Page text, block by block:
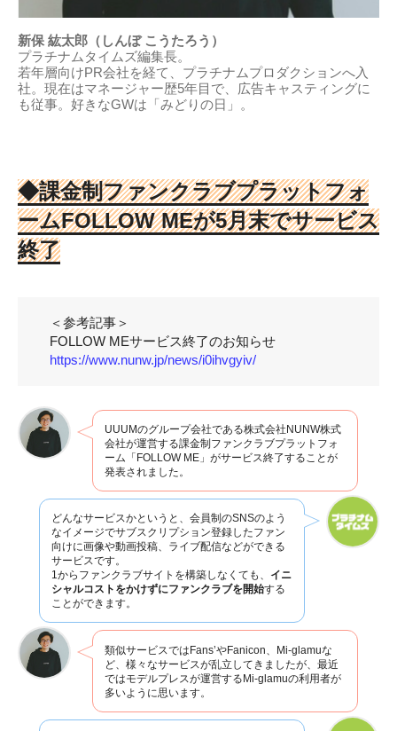
新保 紘太郎（しんぼ こうたろう）
プラチナムタイムズ編集長。
若年層向けPR会社を経て、プラチナムプロダクションへ入
社。現在はマネージャー歴5年目で、広告キャスティングに
も従事。好きなGWは「みどりの日」。
◆課金制ファンクラブプラットフォ
ームFOLLOW MEが5月末でサービス
終了
＜参考記事＞
FOLLOW MEサービス終了のお知らせ
https://www.nunw.jp/news/i0ihvgyiv/
UUUMのグループ会社である株式会社NUNW株式
会社が運営する課金制ファンクラブプラットフォ
ーム「FOLLOW ME」がサービス終了することが
発表されました。
どんなサービスかというと、会員制のSNSのよう
なイメージでサブスクリプション登録したファン
向けに画像や動画投稿、ライブ配信などができる
サービスです。
1からファンクラブサイトを構築しなくても、 イニ
シャルコストをかけずにファンクラブを開始する
ことができます。
類似サービスではFans’やFanicon、Mi-glamuな
ど、様々なサービスが乱立してきましたが、最近
ではモデルプレスが運営するMi-glamuの利用者が
多いように思います。